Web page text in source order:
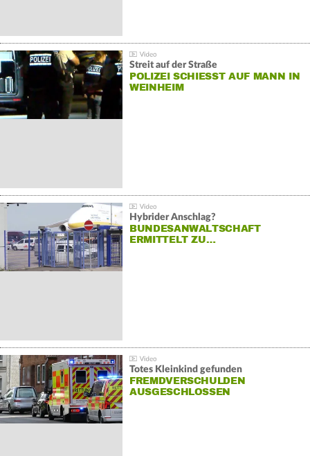
Streit auf der Straße
POLIZEI SCHIESST AUF MANN IN W
EINHEIM
Hybrider Anschlag?
BUNDESANWALTSCHAFT
ERMITTELT ZU…
Totes Kleinkind gefunden
FREMDVERSCHULDEN
AUSGESCHLOSSEN